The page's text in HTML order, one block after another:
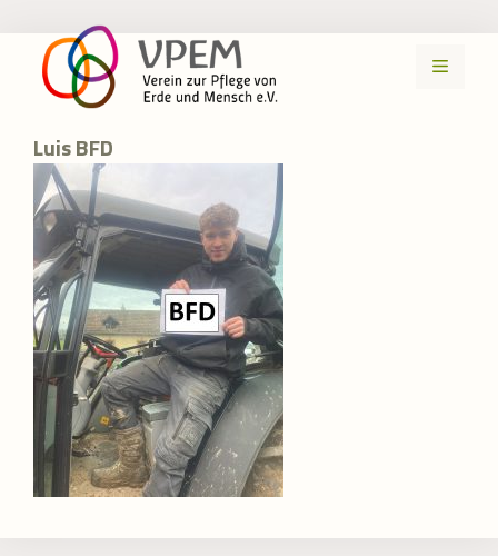
Inhalt
springen
MENÜ
Luis BFD